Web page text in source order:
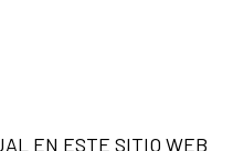
EN ESTE SITIO WEB